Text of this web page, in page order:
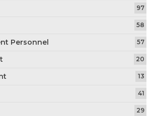
97
58
Personnel 57
20
13
41
29